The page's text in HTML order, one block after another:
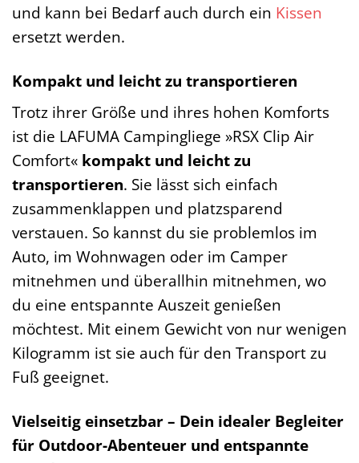
und kann bei Bedarf auch durch ein Kissen
ersetzt werden.
Kompakt und leicht zu transportieren
Trotz ihrer Größe und ihres hohen Komforts
ist die LAFUMA Campingliege »RSX Clip Air
Comfort« kompakt und leicht zu
transportieren. Sie lässt sich einfach
zusammenklappen und platzsparend
verstauen. So kannst du sie problemlos im
Auto, im Wohnwagen oder im Camper
mitnehmen und überallhin mitnehmen, wo
du eine entspannte Auszeit genießen
möchtest. Mit einem Gewicht von nur wenigen
Kilogramm ist sie auch für den Transport zu
Fuß geeignet.
Vielseitig einsetzbar – Dein idealer Begleiter
für Outdoor-Abenteuer und entspannte